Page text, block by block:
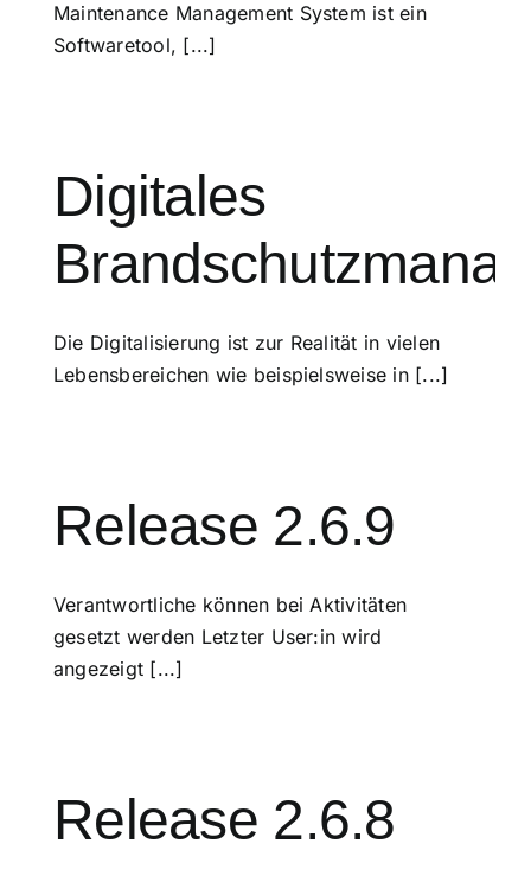
Maintenance Management System ist ein
Softwaretool, [...]
Digitales
Die Digitalisierung ist zur Realität in vielen
Lebensbereichen wie beispielsweise in [...]
Release 2.6.9
Verantwortliche können bei Aktivitäten
gesetzt werden Letzter User:in wird
angezeigt [...]
Release 2.6.8